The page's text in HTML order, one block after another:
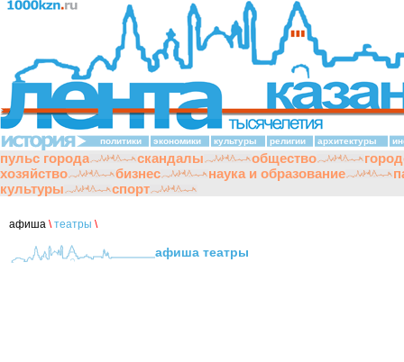
политики экономики культуры религии архитектуры
пульс города скандалы общество
хозяйство
бизнес наука и образование
культуры
спорт
афиша \ театры \
афиша театры